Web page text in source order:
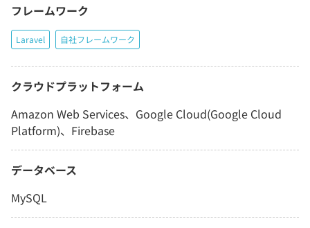
フレームワーク
Laravel 自社フレームワーク
クラウドプラットフォーム
Amazon Web Services、Google Cloud(Google Cloud
Platform)、Firebase
データベース
MySQL